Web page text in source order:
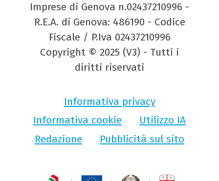
Imprese di Genova n.02437210996 -
R.E.A. di Genova: 486190 - Codice
Fiscale / P.Iva 02437210996
Copyright © 2025 (V3) - Tutti i
diritti riservati
Informativa privacy
Informativa cookie
Utilizzo IA
Redazione
Pubblicità sul sito